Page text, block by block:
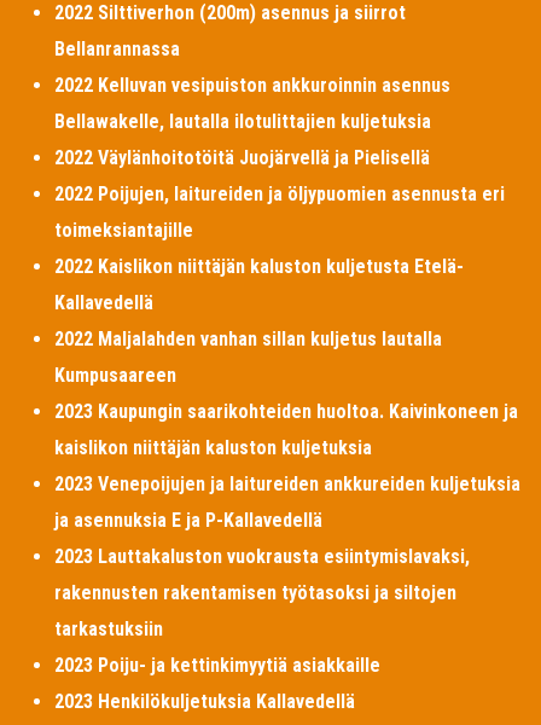
2022 Silttiverhon (200m) asennus ja siirrot
Bellanrannassa
2022 Kelluvan vesipuiston ankkuroinnin asennus
Bellawakelle, lautalla ilotulittajien kuljetuksia
2022 Väylänhoitotöitä Juojärvellä ja Pielisellä
2022 Poijujen, laitureiden ja öljypuomien asennusta eri
toimeksiantajille
2022 Kaislikon niittäjän kaluston kuljetusta Etelä-
Kallavedellä
2022 Maljalahden vanhan sillan kuljetus lautalla
Kumpusaareen
2023 Kaupungin saarikohteiden huoltoa. Kaivinkoneen ja
kaislikon niittäjän kaluston kuljetuksia
2023 Venepoijujen ja laitureiden ankkureiden kuljetuksia
ja asennuksia E ja P-Kallavedellä
2023 Lauttakaluston vuokrausta esiintymislavaksi,
rakennusten rakentamisen työtasoksi ja siltojen
tarkastuksiin
2023 Poiju- ja kettinkimyytiä asiakkaille
2023 Henkilökuljetuksia Kallavedellä